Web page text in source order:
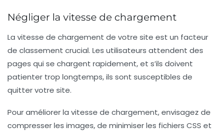
Négliger la vitesse de chargement
La vitesse de chargement de votre site est un facteur
de classement crucial. Les utilisateurs attendent des
pages qui se chargent rapidement, et s’ils doivent
patienter trop longtemps, ils sont susceptibles de
quitter votre site.
Pour améliorer la vitesse de chargement, envisagez de
compresser les images, de minimiser les fichiers CSS et